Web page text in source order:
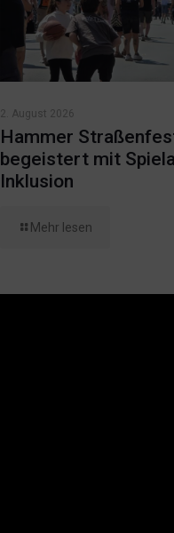
2. August 2026
Hammer
begeistert mit
Inklusion
Mehr lesen